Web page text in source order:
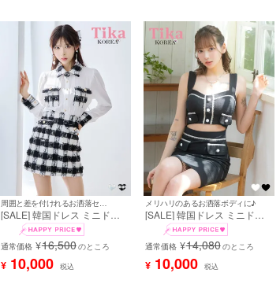
[SALE] 韓国ドレス ミニドレ
ス セットアップ 襟付き 長袖
袖あり シアーブラウス ツイー
ド調 ブロックチェック柄 胸元
カバー タイト キャバドレス
(緩苺着用) [tk-mdsk125a]
通常価格 ¥16,500のところ
¥ 10,000 税込
メリハリのあるお洒落ボディに♪
[SALE] 韓国ドレス ミニドレ
ス シンプル 大人 ノースリー
ブ ストレッチ ウエストカット
ブラジャーのまま ワッフル素
材 タイト キャバドレス
(PyunA.着用) [tk-mdk6036a]
通常価格 ¥14,080のところ
¥ 10,000 税込